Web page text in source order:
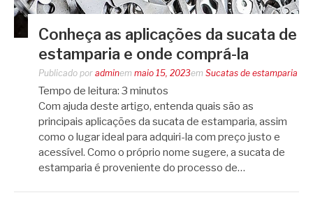
Conheça as aplicações da sucata de
estamparia e onde comprá-la
Publicado por adminem maio 15, 2023em Sucatas de estamparia
Tempo de leitura: 3 minutos
Com ajuda deste artigo, entenda quais são as
principais aplicações da sucata de estamparia, assim
como o lugar ideal para adquiri-la com preço justo e
acessível. Como o próprio nome sugere, a sucata de
estamparia é proveniente do processo de…